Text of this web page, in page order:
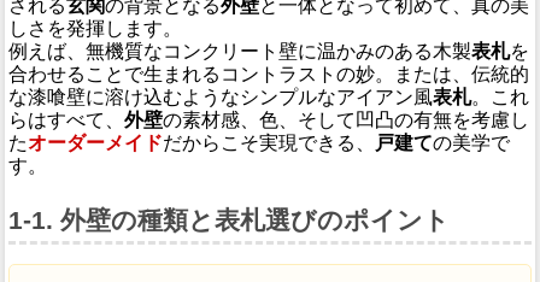
される玄関の背景となる外壁と一体となって初めて、真の美
しさを発揮します。
例えば、無機質なコンクリート壁に温かみのある木製表札を
合わせることで生まれるコントラストの妙。または、伝統的
な漆喰壁に溶け込むようなシンプルなアイアン風表札。これ
らはすべて、 外壁の素材感、色、そして凹凸の有無を考慮し
たオーダーメイドだからこそ実現できる、 戸建ての美学で
す。
1-1. 外壁の種類と表札選びのポイント